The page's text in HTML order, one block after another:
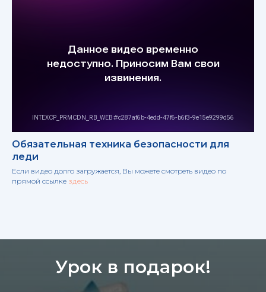
Обязательная техника безопасности для
леди
Если видео долго загружается, Вы можете смотреть видео по
прямой ссылке здесь
Урок в подарок!